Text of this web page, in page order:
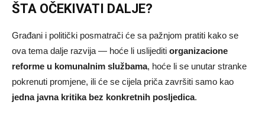
ŠTA OČEKIVATI DALJE?
Građani i politički posmatrači će sa pažnjom pratiti kako se
ova tema dalje razvija — hoće li uslijediti organizacione
reforme u komunalnim službama, hoće li se unutar stranke
pokrenuti promjene, ili će se cijela priča završiti samo kao
jedna javna kritika bez konkretnih posljedica.